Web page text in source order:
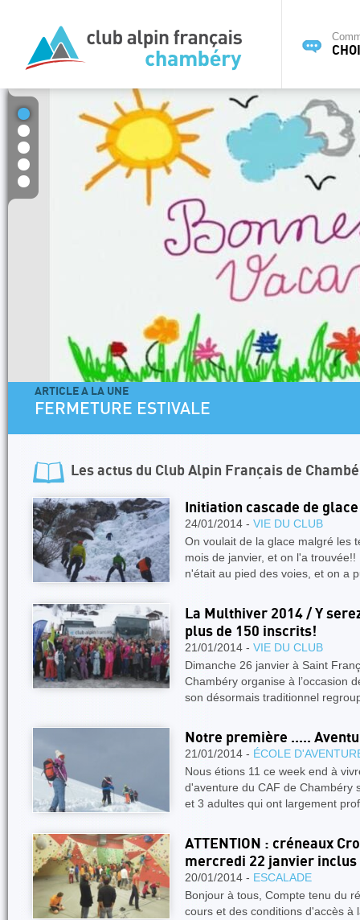
ARTICLE A LA UNE
FERMETURE ESTIVALE
Les actus du Club Alpin Français de
Initiation cascade de
24/01/2014 - VIE DU CLUB
On voulait de la glace malgré les
mois de janvier, et on l'a
n'était au pied des voies, et on a
La Multhiver 2014 / Y
plus de 150 inscrits!
21/01/2014 - VIE DU CLUB
Dimanche 26 janvier à Saint
Chambéry organise à l’occasion
son désormais traditionnel
Notre première .....
21/01/2014 - ÉCOLE
Nous étions 11 ce week end à
d'aventure du CAF de Chambéry
et 3 adultes qui ont largement
ATTENTION : créneaux
mercredi 22 janvier inclus
20/01/2014 - ESCALADE
Bonjour à tous, Compte tenu du
cours et des conditions d'accès à